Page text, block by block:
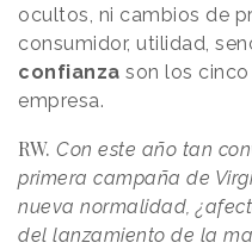
ocultos, ni cambios de
consumidor, utilidad,
confianza son los
empresa.
RW. Con este año tan
primera campaña de
nueva normalidad,
del lanzamiento de la